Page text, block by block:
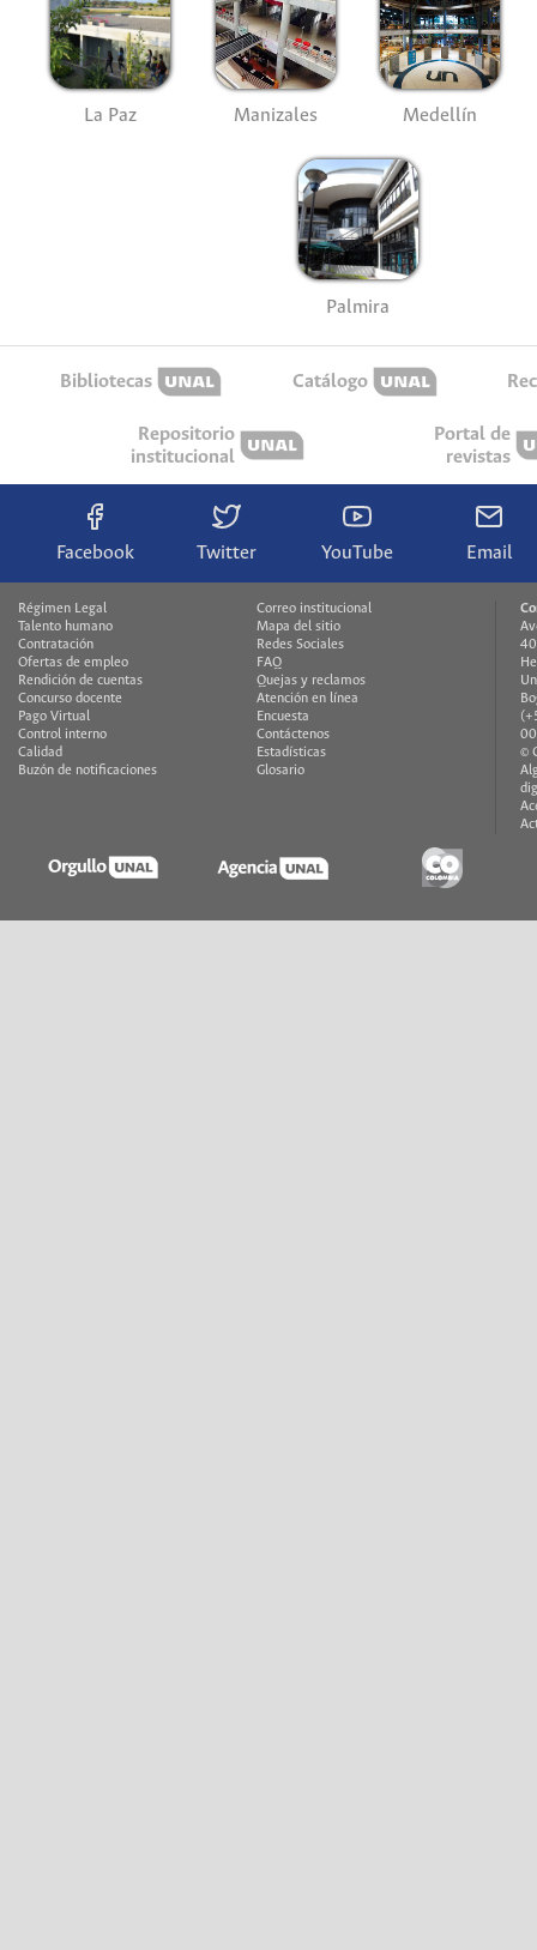
La Paz Manizales Medellín
Palmira
Bibliotecas Catálogo
Repositorio
institucional
Portal de
revistas
Facebook Twitter YouTube Email
Régimen Legal
Talento humano
Contratación
Ofertas de empleo
Rendición de cuentas
Concurso docente
Pago Virtual
Control interno
Calidad
Buzón de notificaciones
Correo institucional
Mapa del sitio
Redes Sociales
FAQ
Quejas y reclamos
Atención en línea
Encuesta
Contáctenos
Estadísticas
Glosario
©